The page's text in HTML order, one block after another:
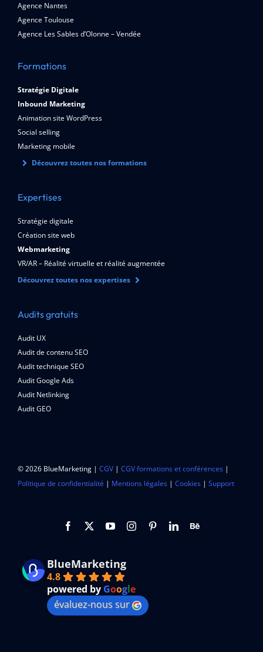
Agence Nantes
Agence Toulouse
Agence Les Sables d’Olonne – Vendée
Formations
Stratégie Digitale
Inbound Marketing
Animation site WordPress
Social selling
Marketing mobile
Découvrez toutes nos formations
Expertises
Stratégie digitale
Création site web
Webmarketing
VR/AR – Réalité virtuelle et réalité augmentée
Découvrez toutes nos expertises
Audits gratuits
Audit UX
Audit de contenu SEO
Audit technique SEO
Audit Google Ads
Audit Netlinking
Audit GEO
© 2026 BlueMarketing | CGV| CGV formations et conférences|
Politique de confidentialité | Mentions légales| Cookies| Support
BlueMarketing
4.8
powered by Google
évaluez-nous sur